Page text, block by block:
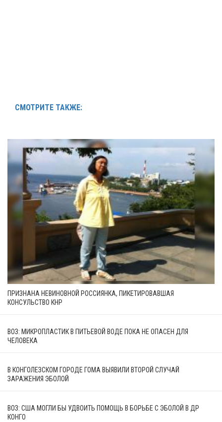
СМОТРИТЕ ТАКЖЕ:
ПРИЗНАНА НЕВИНОВНОЙ РОССИЯНКА, ПИКЕТИРОВАВШАЯ
КОНСУЛЬСТВО КНР
ВОЗ: МИКРОПЛАСТИК В ПИТЬЕВОЙ ВОДЕ ПОКА НЕ ОПАСЕН ДЛЯ
ЧЕЛОВЕКА
В КОНГОЛЕЗСКОМ ГОРОДЕ ГОМА ВЫЯВИЛИ ВТОРОЙ СЛУЧАЙ
ЗАРАЖЕНИЯ ЭБОЛОЙ
ВОЗ: США МОГЛИ БЫ УДВОИТЬ ПОМОЩЬ В БОРЬБЕ С ЭБОЛОЙ В ДР
КОНГО